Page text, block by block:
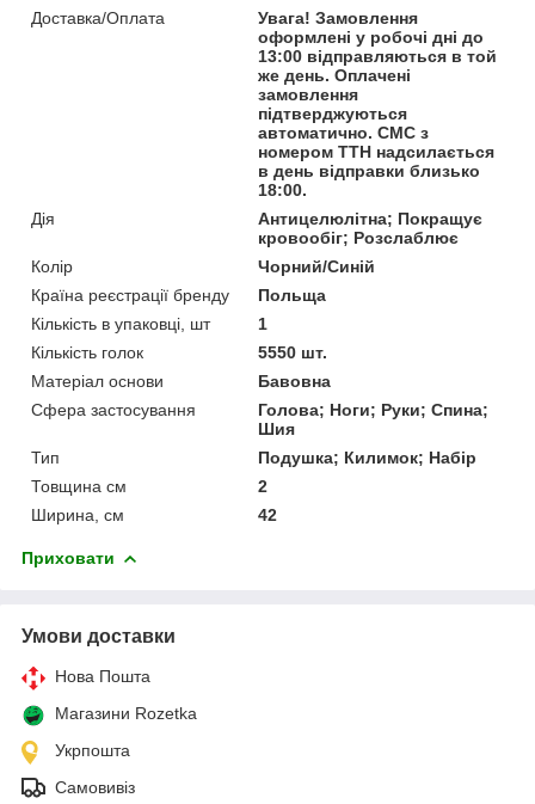
Доставка/Оплата
Увага! Замовлення
оформлені у робочі дні до
13:00 відправляються в той
же день. Оплачені
замовлення
підтверджуються
автоматично. СМС з
номером ТТН надсилається
в день відправки близько
18:00.
Дія
Антицелюлітна; Покращує
кровообіг; Розслаблює
Колір
Чорний/Синій
Країна реєстрації бренду
Польща
Кількість в упаковці, шт
1
Кількість голок
5550 шт.
Матеріал основи
Бавовна
Сфера застосування
Голова; Ноги; Руки; Спина;
Шия
Тип
Подушка; Килимок; Набір
Товщина см
2
Ширина, см
42
Приховати
Умови доставки
Нова Пошта
Магазини Rozetka
Укрпошта
Самовивіз